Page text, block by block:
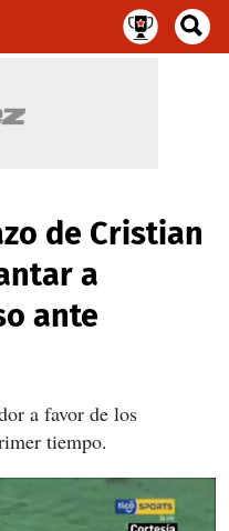
de Cristian
a
ante
a favor de los
tiempo.